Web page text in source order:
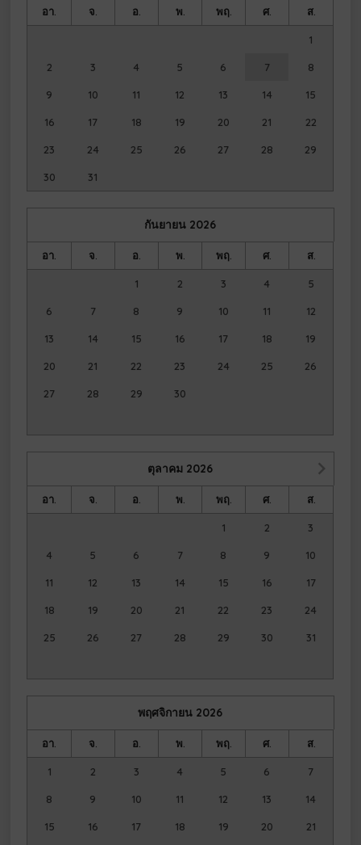
อา. จ. อ. พ. พฤ. ศ. ส.
1
2 3 4 5 6 7 8
9 10 11 12 13 14 15
16 17 18 19 20 21 22
23 24 25 26 27 28 29
30 31
กันยายน 2026
อา. จ. อ. พ. พฤ. ศ. ส.
1 2 3 4 5
6 7 8 9 10 11 12
13 14 15 16 17 18 19
20 21 22 23 24 25 26
27 28 29 30
ตุลาคม 2026
อา. จ. อ. พ. พฤ. ศ. ส.
1 2 3
4 5 6 7 8 9 10
11 12 13 14 15 16 17
18 19 20 21 22 23 24
25 26 27 28 29 30 31
พฤศจิกายน 2026
อา. จ. อ. พ. พฤ. ศ. ส.
1 2 3 4 5 6 7
8 9 10 11 12 13 14
15 16 17 18 19 20 21